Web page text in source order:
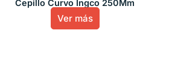
Cepillo Curvo Ingco 250Mm
Ver más